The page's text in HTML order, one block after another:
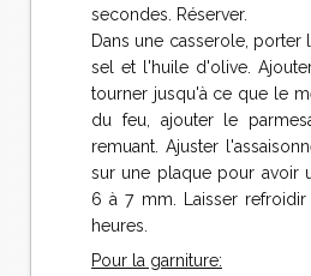
secondes. Réserver.
Dans une casserole, porter
sel et l'huile d'olive.
tourner jusqu'à ce que le
du feu, ajouter le
remuant. Ajuster
sur une plaque pour avoir
6 à 7 mm. Laisser
heures.
Pour la garniture: